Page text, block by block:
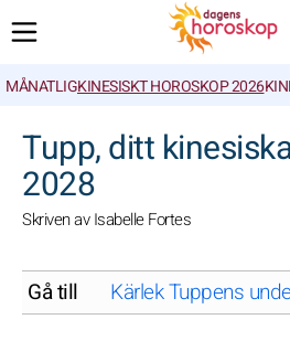
MÅNATLIGKINESISKT HOROSKOP 2026
Tupp, ditt
2028
Skriven av Isabelle Fortes
Gå till Kärlek Tuppens